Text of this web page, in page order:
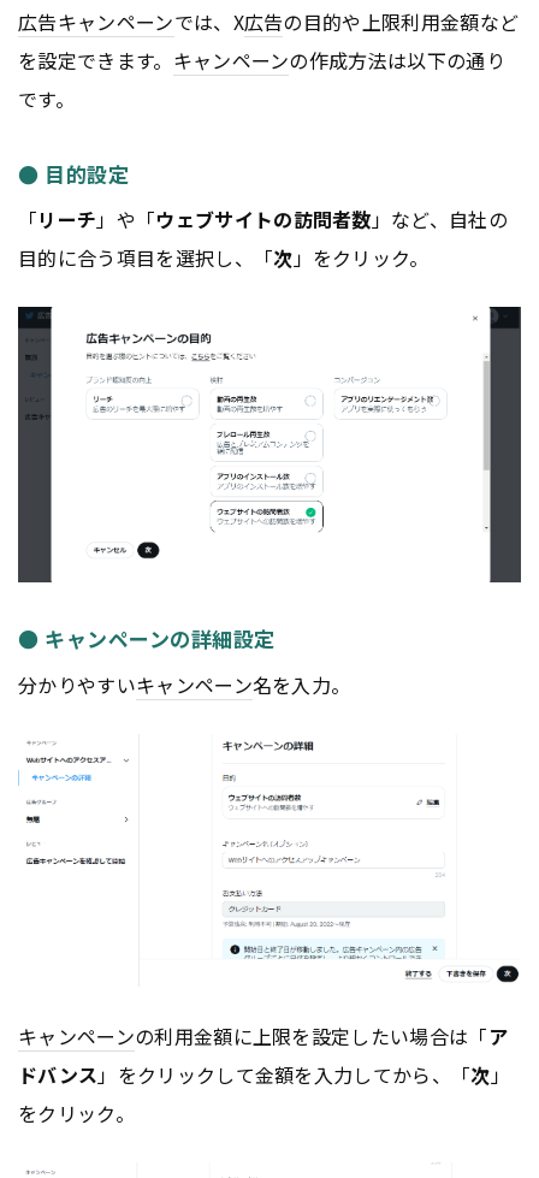
広告キャンペーンでは、X広告の目的や上限利用金額など
を設定できます。 キャンペーンの作成方法は以下の通り
です。
● 目的設定
「リーチ」や「ウェブサイトの訪問者数」など、自社の
目的に合う項目を選択し、「次」をクリック。
● キャンペーンの詳細設定
分かりやすいキャンペーン名を入力。
キャンペーンの利用金額に上限を設定したい場合は「ア
ドバンス 」をクリックして金額を入力してから、「次 」
をクリック。